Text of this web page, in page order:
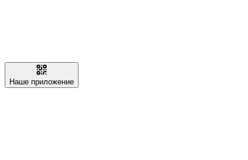
Наше приложение